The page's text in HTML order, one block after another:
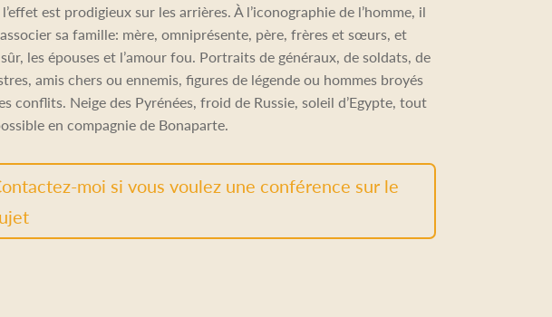
est prodigieux sur les arrières. À l’iconographie de l’homme, il
sa famille: mère, omniprésente, père, frères et sœurs, et
les épouses et l’amour fou. Portraits de généraux, de soldats, de
amis chers ou ennemis, figures de légende ou hommes broyés
conflits. Neige des Pyrénées, froid de Russie, soleil d’Egypte, tout
en compagnie de Bonaparte.
moi si vous voulez une conférence sur le